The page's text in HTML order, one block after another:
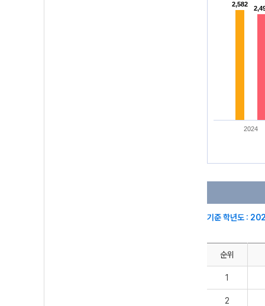
2,582
2,582
2024
기준 학년도 :
순위
1
2